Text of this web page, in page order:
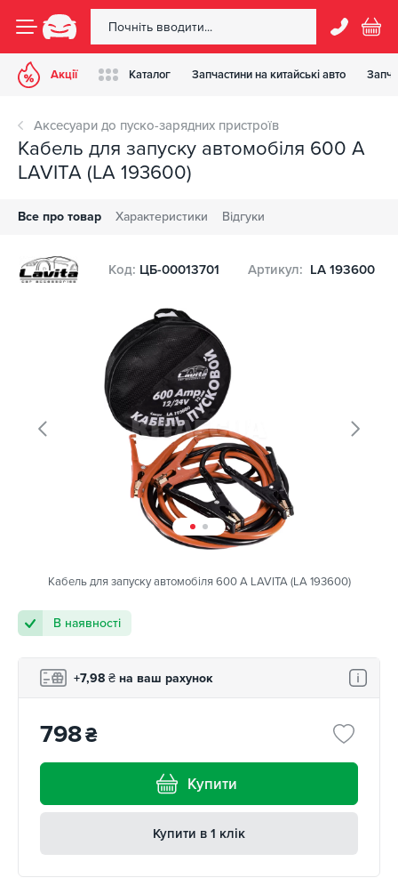
Акції Каталог Запчастини на китайські авто
Аксесуари до пуско-зарядних пристроїв
Кабель для запуску автомобіля 600 А
LAVITA (LA 193600)
Все про товар Характеристики Відгуки
Код: ЦБ-00013701 Артикул: LA 193600
Кабель для запуску автомобіля 600 А LAVITA (LA 193600)
В наявності
+7,98 ₴ на ваш рахунок
798₴
Купити
Купити в 1 клік